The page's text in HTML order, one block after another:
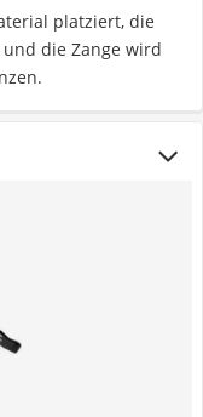
platziert, die
die Zange wird